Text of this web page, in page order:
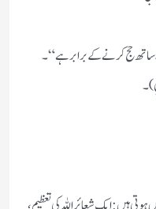
حج کرنے کے برابر ہے“۔